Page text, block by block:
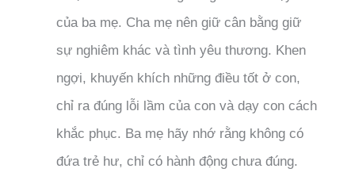
của ba mẹ. Cha mẹ nên giữ cân bằng giữ
sự nghiêm khác và tình yêu thương. Khen
ngợi, khuyến khích những điều tốt ở con,
chỉ ra đúng lỗi lầm của con và dạy con cách
khắc phục. Ba mẹ hãy nhớ rằng không có
đứa trẻ hư, chỉ có hành động chưa đúng.